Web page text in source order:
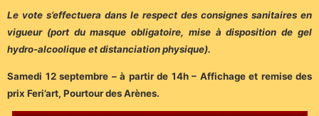
Le vote s’effectuera dans le respect des consignes sanitaires en
vigueur (port du masque obligatoire, mise à disposition de gel
hydro-alcoolique et distanciation physique).
Samedi 12 septembre – à partir de 14h – Affichage et remise des
prix Feri’art, Pourtour des Arènes.